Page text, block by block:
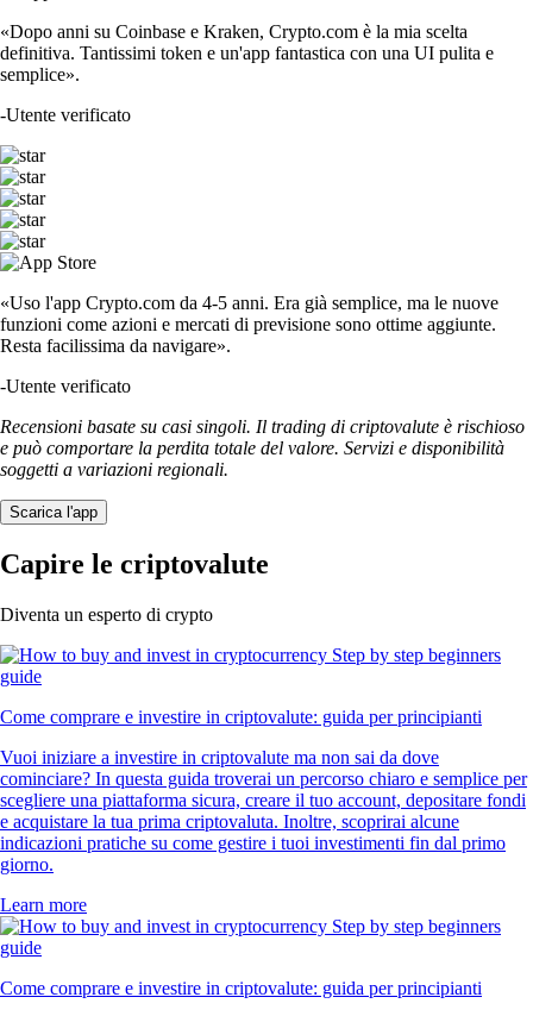
«Dopo anni su Coinbase e Kraken, Crypto.com è la mia scelta
definitiva. Tantissimi token e un'app fantastica con una UI pulita e
semplice».
-Utente verificato
«Uso l'app Crypto.com da 4-5 anni. Era già semplice, ma le nuove
funzioni come azioni e mercati di previsione sono ottime aggiunte.
Resta facilissima da navigare».
-Utente verificato
Recensioni basate su casi singoli. Il trading di criptovalute è rischioso
e può comportare la perdita totale del valore. Servizi e disponibilità
soggetti a variazioni regionali.
Scarica l'app
Capire le criptovalute
Diventa un esperto di crypto
Come comprare e investire in criptovalute: guida per principianti
Vuoi iniziare a investire in criptovalute ma non sai da dove
cominciare? In questa guida troverai un percorso chiaro e semplice per
scegliere una piattaforma sicura, creare il tuo account, depositare fondi
e acquistare la tua prima criptovaluta. Inoltre, scoprirai alcune
indicazioni pratiche su come gestire i tuoi investimenti fin dal primo
giorno.
Learn more
Come comprare e investire in criptovalute: guida per principianti